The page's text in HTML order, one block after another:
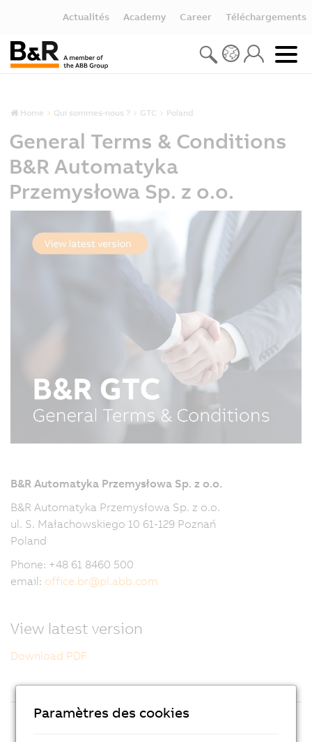
Actualités Academy Career Téléchargements
Home Qui sommes-nous ? GTC Poland
General Terms & Conditions
B&R Automatyka
Przemysłowa Sp. z o.o.
B&R Automatyka Przemysłowa Sp. z o.o.
B&R Automatyka Przemysłowa Sp. z o.o.
ul. S. Małachowskiego 10 61-129 Poznań
Poland
Phone: +48 61 8460 500
email: office.br@pl.abb.com
View latest version
Download PDF
Paramètres des cookies